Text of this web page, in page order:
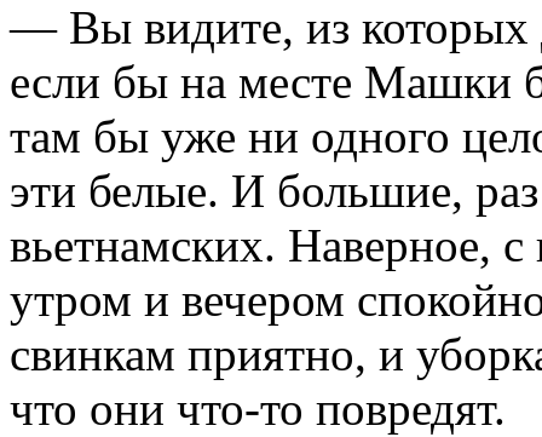
— Вы видите, из которых
если бы на месте Машки
там бы уже ни одного
эти белые. И большие,
вьетнамских. Наверное,
утром и вечером
свинкам приятно, и
что они что-то повредят.